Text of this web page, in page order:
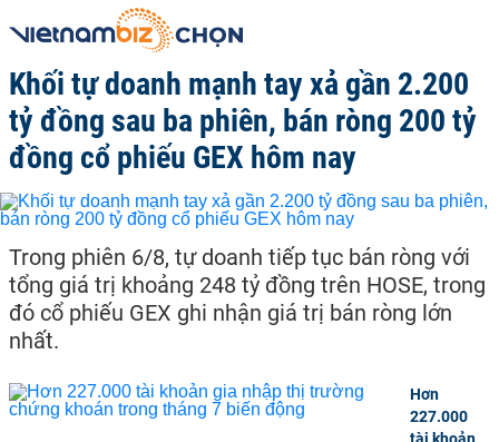
Khối tự doanh mạnh tay xả gần 2.200
tỷ đồng sau ba phiên, bán ròng 200 tỷ
đồng cổ phiếu GEX hôm nay
Trong phiên 6/8, tự doanh tiếp tục bán ròng với
tổng giá trị khoảng 248 tỷ đồng trên HOSE, trong
đó cổ phiếu GEX ghi nhận giá trị bán ròng lớn
nhất.
Hơn
227.000